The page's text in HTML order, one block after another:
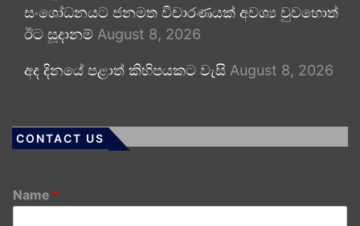
සංශෝධනයට ජනමත විචාරණයක් අවශ්‍ය වුවහොත්
ඊට සූදානම් August 8, 2026
අද දිනයේ පළාත් කිහිපයකට වැසි August 8, 2026
CONTACT US
Name *